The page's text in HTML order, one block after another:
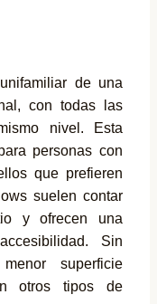
de una
con todas las
nivel. Esta
personas con
que prefieren
suelen contar
y ofrecen una
Sin
superficie
otros tipos de